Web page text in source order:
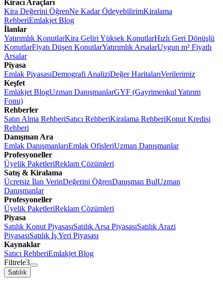
Kiracı Araçları
Kira Değerini ÖğrenNe Kadar ÖdeyebilirimKiralama
RehberiEmlakjet Blog
İlanlar
Yatırımlık KonutlarKira Geliri Yüksek KonutlarHızlı Geri Dönüşlü
KonutlarFiyatı Düşen KonutlarYatırımlık ArsalarUygun m² Fiyatlı
Arsalar
Piyasa
Emlak PiyasasıDemografi AnaliziDeğer HaritalarıVerilerimiz
Keşfet
Emlakjet BlogUzman DanışmanlarGYF (Gayrimenkul Yatırım
Fonu)
Rehberler
Satın Alma RehberiSatıcı RehberiKiralama RehberiKonut Kredisi
Rehberi
Danışman Ara
Emlak DanışmanlarıEmlak OfisleriUzman Danışmanlar
Profesyoneller
Üyelik PaketleriReklam Çözümleri
Satış & Kiralama
Ücretsiz İlan VerinDeğerini ÖğrenDanışman BulUzman
Danışmanlar
Profesyoneller
Üyelik PaketleriReklam Çözümleri
Piyasa
Satılık Konut PiyasasıSatılık Arsa PiyasasıSatılık Arazi
PiyasasıSatılık İş Yeri Piyasası
Kaynaklar
Satıcı RehberiEmlakjet Blog
Filtrele3
Satılık